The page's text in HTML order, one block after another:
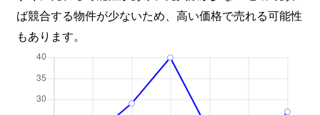
ば競合する物件が少ないため、高い価格で売れる可能性
もあります。